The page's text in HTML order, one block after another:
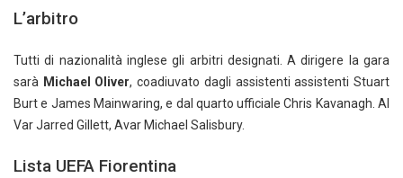
L’arbitro
Tutti di nazionalità inglese gli arbitri designati. A dirigere la gara
sarà Michael Oliver, coadiuvato dagli assistenti assistenti Stuart
Burt e James Mainwaring, e dal quarto ufficiale Chris Kavanagh. Al
Var Jarred Gillett, Avar Michael Salisbury.
Lista UEFA Fiorentina